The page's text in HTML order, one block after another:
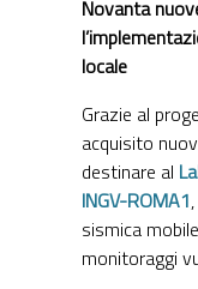
Novanta
locale
Grazie al
acquisito
destinare al
INGV-ROMA1
sismica
monitoraggi